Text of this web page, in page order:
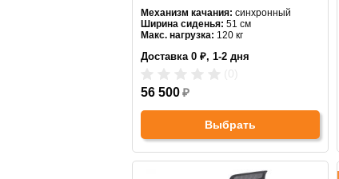
Механизм качания: синхронный
Ширина сиденья: 51 см
Макс. нагрузка: 120 кг
Материал спинки:сетка
Доставка 0 ₽, 1-2 дня
56 500₽
Выбрать